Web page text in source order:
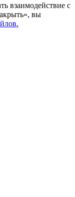
взаимодействие с
вы